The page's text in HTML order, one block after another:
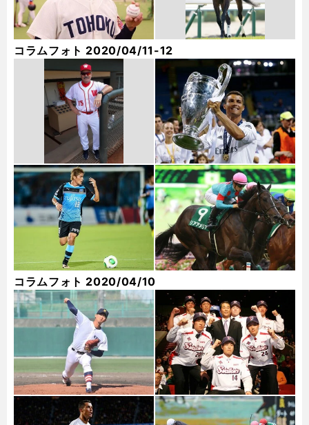
コラムフォト 2020/04/11-12
コラムフォト 2020/04/10